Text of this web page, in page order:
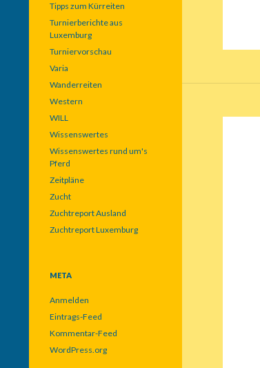
Tipps zum Kürreiten
Turnierberichte aus
Luxemburg
Turniervorschau
Varia
Wanderreiten
Western
WILL
Wissenswertes
Wissenswertes rund um's
Pferd
Zeitpläne
Zucht
Zuchtreport Ausland
Zuchtreport Luxemburg
META
Anmelden
Eintrags-Feed
Kommentar-Feed
WordPress.org